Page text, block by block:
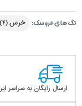
تگ های عروسک: خرس (۴)
ارسال رایگان به سراسر